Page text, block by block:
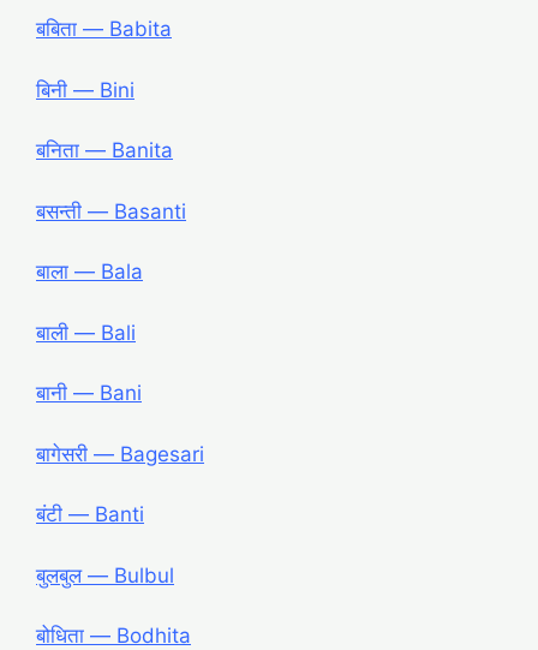
बबिता ― Babita
बिनी ― Bini
बनिता ― Banita
बसन्ती ― Basanti
बाला ― Bala
बाली ― Bali
बानी ― Bani
बागेसरी ― Bagesari
बंटी ― Banti
बुलबुल ― Bulbul
बोधिता ― Bodhita